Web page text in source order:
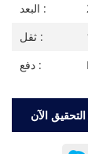
البعد :
ثقل :
دفع :
التحقيق الآن